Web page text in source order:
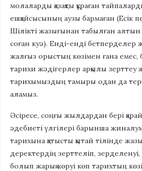
молаларды қазақты құраған
ешқайсысының аузы бармаған (Есік
Шілікті жазығынан табылған
соған куә). Енді-енді бетперделер
жалғыз орыстың көзімен ғана емес,
тарихи жәдігерлер арқылы зерттеу
тарихымыздың тамыры одан да
аламыз.
Әсіресе, соңғы жылдардан бері
әдебиеті үлгілері барынша
тарихына қатысты қытай тілінде
деректердің зерттеліп,
болып жарық көруі көп тарихтың